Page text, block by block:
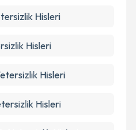
Hisleri
Hisleri
Hisleri
Hisleri